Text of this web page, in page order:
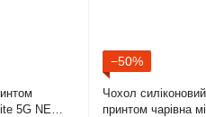
5G NE
−50%
Чохол
принтом чарівна